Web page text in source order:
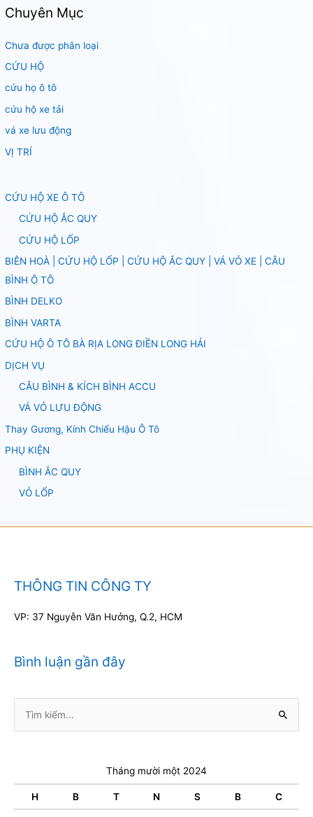
Chuyên Mục
Chưa được phân loại
CỨU HỘ
cứu họ ô tô
cứu hộ xe tải
vá xe lưu động
VỊ TRÍ
CỨU HỘ XE Ô TÔ
CỨU HỘ ẮC QUY
CỨU HỘ LỐP
BIÊN HOÀ | CỨU HỘ LỐP | CỨU HỘ ẮC QUY | VÁ VỎ XE | CÂU
BÌNH Ô TÔ
BÌNH DELKO
BÌNH VARTA
CỨU HỘ Ô TÔ BÀ RỊA LONG ĐIỀN LONG HẢI
DỊCH VỤ
CÂU BÌNH & KÍCH BÌNH ACCU
VÁ VỎ LƯU ĐỘNG
Thay Gương, Kính Chiếu Hậu Ô Tô
PHỤ KIỆN
BÌNH ẮC QUY
VỎ LỐP
THÔNG TIN CÔNG TY
VP: 37 Nguyễn Văn Hưởng, Q.2, HCM
Bình luận gần đây
kiếm:
Tháng mười một 2024
H B T N S B C